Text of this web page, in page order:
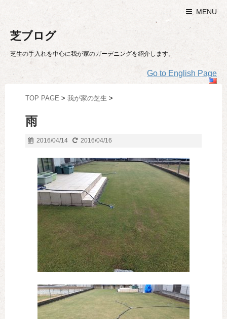
MENU
芝ブログ
芝生の手入れを中心に我が家のガーデニングを紹介します。
Go to English Page
TOP PAGE > 我が家の芝生 >
雨
2016/04/14 2016/04/16